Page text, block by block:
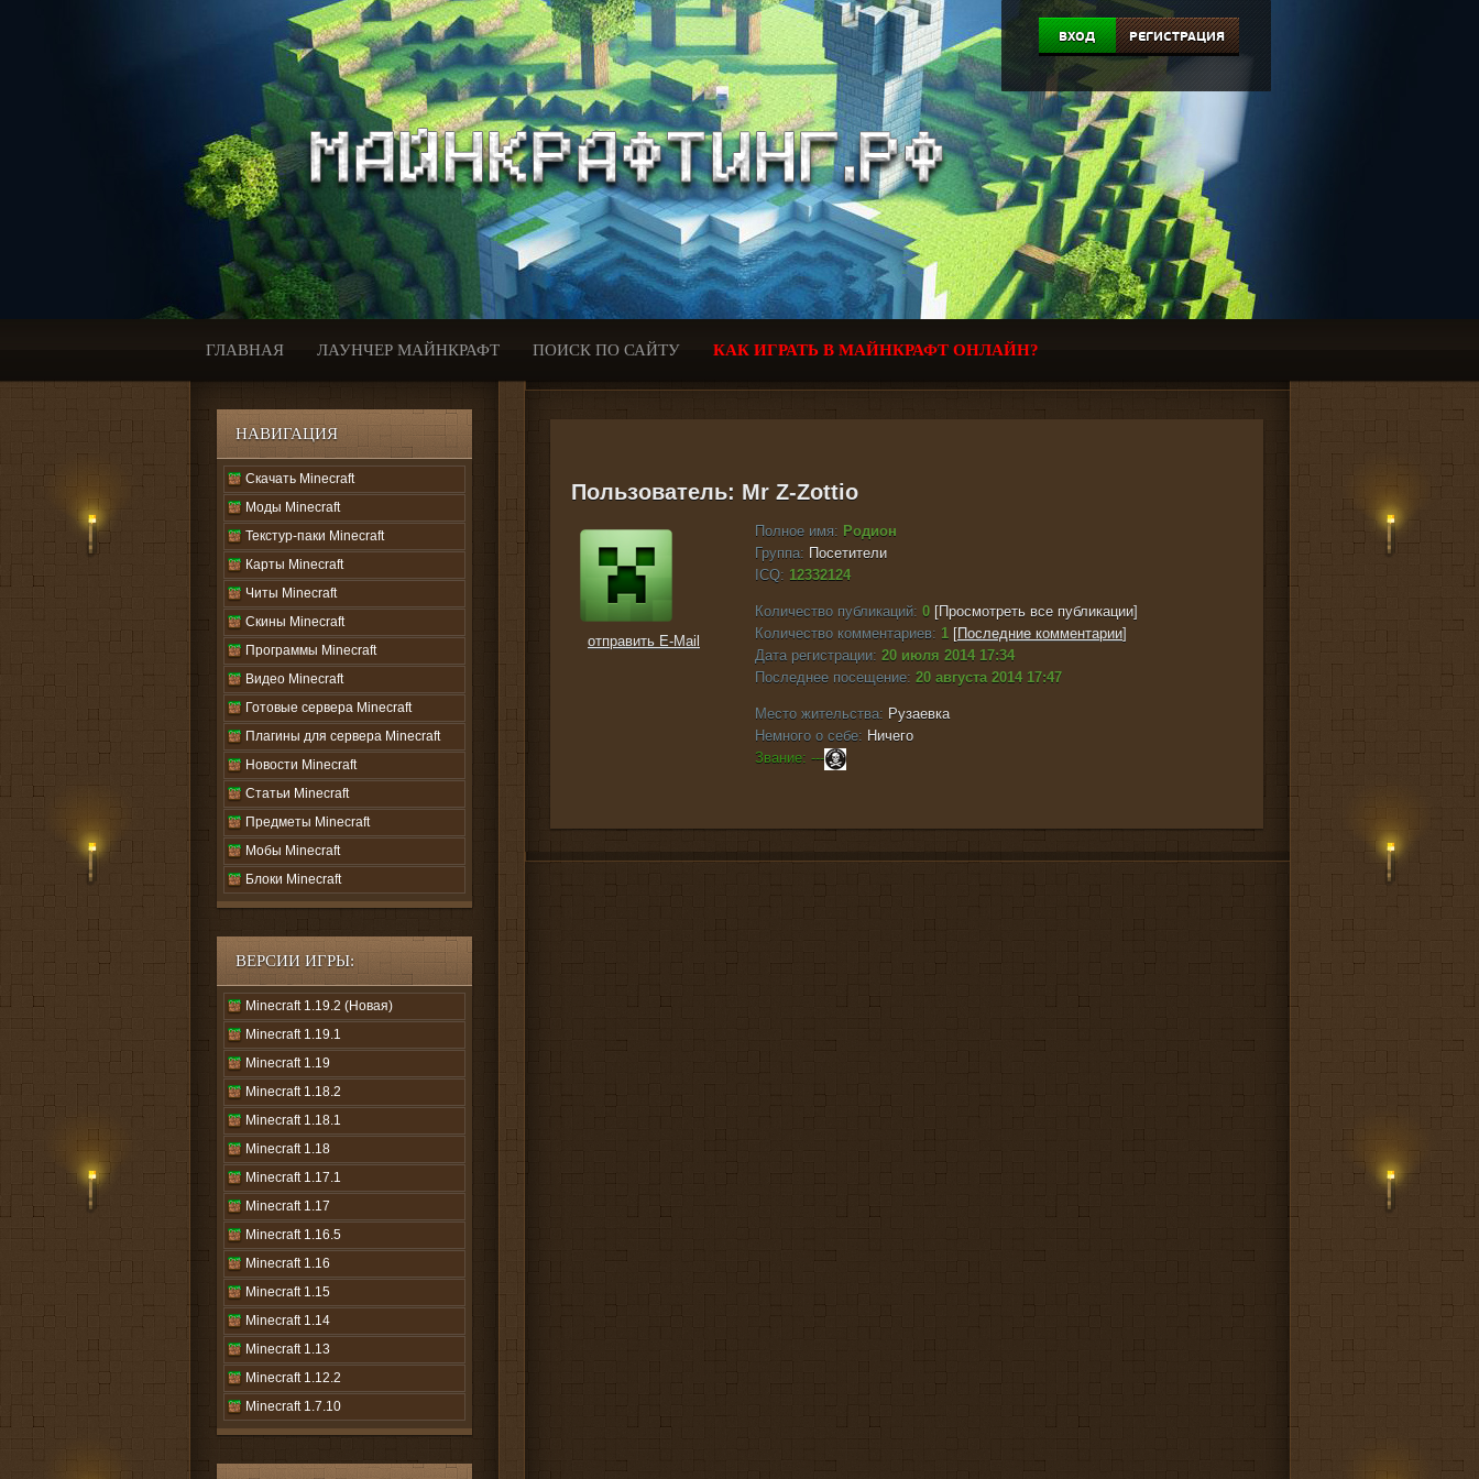
ВХОД РЕГИСТРАЦИЯ
ГЛАВНАЯ ЛАУНЧЕР МАЙНКРАФТ ПОИСК ПО САЙТУ КАК ИГРАТЬ В МАЙНКРАФТ ОНЛАЙН?
НАВИГАЦИЯ
Скачать Minecraft
Моды Minecraft
Текстур-паки Minecraft
Карты Minecraft
Читы Minecraft
Скины Minecraft
Программы Minecraft
Видео Minecraft
Готовые сервера Minecraft
Плагины для сервера Minecraft
Новости Minecraft
Статьи Minecraft
Предметы Minecraft
Мобы Minecraft
Блоки Minecraft
ВЕРСИИ ИГРЫ:
Minecraft 1.19.2 (Новая)
Minecraft 1.19.1
Minecraft 1.19
Minecraft 1.18.2
Minecraft 1.18.1
Minecraft 1.18
Minecraft 1.17.1
Minecraft 1.17
Minecraft 1.16.5
Minecraft 1.16
Minecraft 1.15
Minecraft 1.14
Minecraft 1.13
Minecraft 1.12.2
Minecraft 1.7.10
Пользователь: Mr Z-Zottio
отправить E-Mail
Полное имя: Родион
Группа: Посетители
ICQ: 12332124
Количество публикаций: 0 [Просмотреть все публикации]
Количество комментариев: 1 [Последние комментарии]
Дата регистрации: 20 июля 2014 17:34
Последнее посещение: 20 августа 2014 17:47
Место жительства: Рузаевка
Немного о себе: Ничего
Звание: ---